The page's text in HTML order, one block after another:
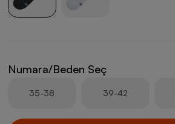
Numara/Beden Seç
35-38 39-42